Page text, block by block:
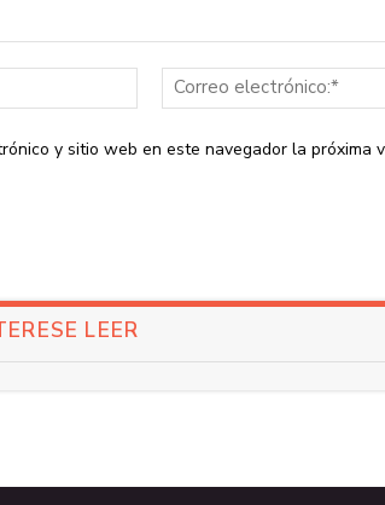
Nombre:*
y sitio web en este navegador la próxima
LEER